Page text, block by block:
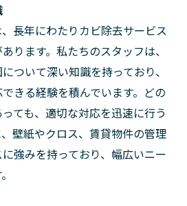
長年にわたりカビ除去サービス
ります。私たちのスタッフは、
ついて深い知識を持っており、
きる経験を積んでいます。どの
ても、適切な対応を迅速に行う
壁紙やクロス、賃貸物件の管理
強みを持っており、幅広いニー